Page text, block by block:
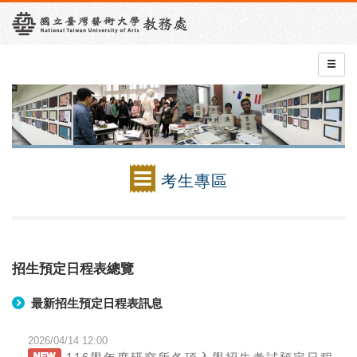
考生專區
招生預定日程表總覽
最新招生預定日程表訊息
2026/04/14 12:00